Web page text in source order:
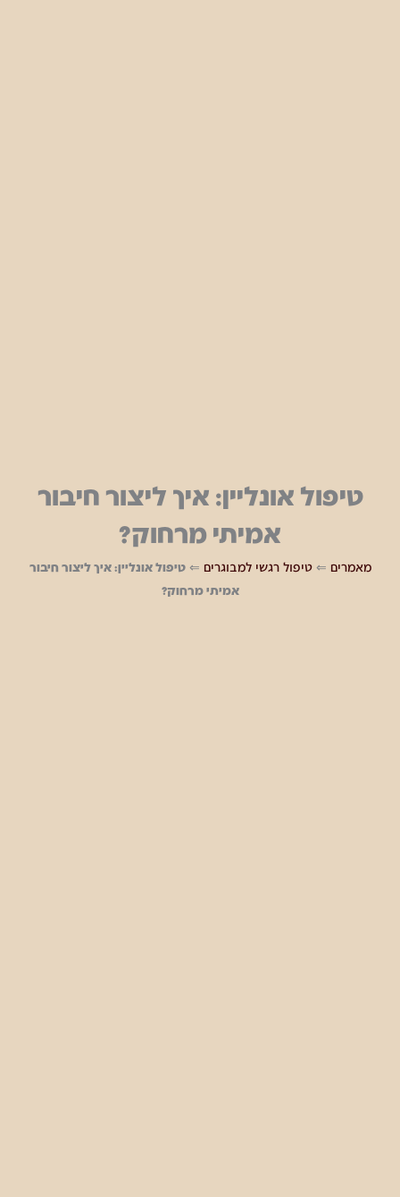
טיפול אונליין: איך ליצור חיבור
אמיתי מרחוק?
מאמרים ⇐טיפול רגשי למבוגרים ⇐טיפול אונליין: איך ליצור חיבור
אמיתי מרחוק?